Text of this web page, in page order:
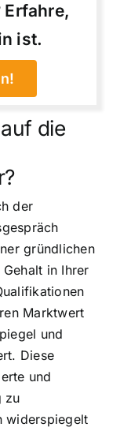
ist.
die
der
gründlichen
in Ihrer
Marktwert
und
Diese
und
zu
widerspiegelt